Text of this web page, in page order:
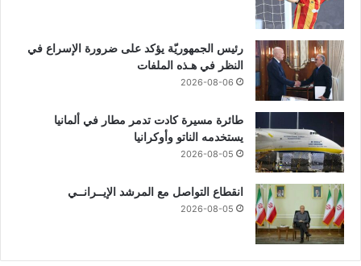
رئيس الجمهوريّة يؤكد على ضرورة الإسراع في
النظر في هـذه الملفات
2026-08-06
طائرة مسيرة كادت تدمر مطار في ألمانيا
يستخدمه الناتو وأوكرانيا
2026-08-05
انقطاع التواصل مع المرشد الإيــرانــي
2026-08-05